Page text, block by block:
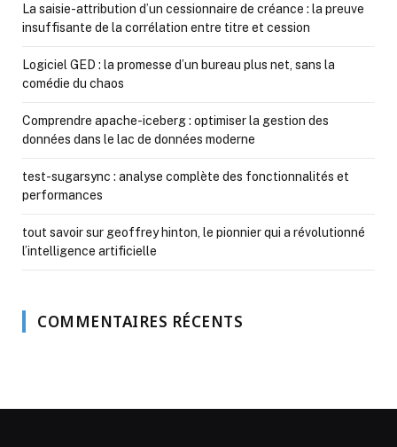
La saisie-attribution d’un cessionnaire de créance : la preuve
insuffisante de la corrélation entre titre et cession
Logiciel GED : la promesse d’un bureau plus net, sans la
comédie du chaos
Comprendre apache-iceberg : optimiser la gestion des
données dans le lac de données moderne
test-sugarsync : analyse complète des fonctionnalités et
performances
tout savoir sur geoffrey hinton, le pionnier qui a révolutionné
l’intelligence artificielle
COMMENTAIRES RÉCENTS